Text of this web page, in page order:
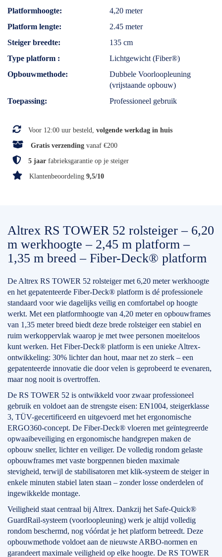
Platformhoogte
4,20 meter
Platform lengte
2.45 meter
Steiger breedte
135 cm
Type platform
Lichtgewicht (Fiber®)
Opbouwmethode
Dubbele Voorloopleuning
(vrijstaande opbouw)
Toepassing
Professioneel gebruik
Voor 12:00 uur besteld, volgende werkdag in huis
Gratis verzending vanaf €200
5 jaar fabrieksgarantie op je steiger
Klantenbeoordeling 9,5/10
Altrex RS TOWER 52 rolsteiger – 6,20
m werkhoogte – 2,45 m platform –
1,35 m breed – Fiber-Deck® platform
De Altrex RS TOWER 52 rolsteiger met 6,20 meter werkhoogte
en het gepatenteerde Fiber-Deck® platform is dé professionele
standaard voor wie dagelijks veilig en comfortabel op hoogte
werkt. Met een platformhoogte van 4,20 meter en opbouwframes
van 1,35 meter breed biedt deze brede rolsteiger een stabiel en
ruim werkoppervlak waarop je met twee personen moeiteloos
kunt werken. Het Fiber-Deck® platform is een unieke Altrex-
ontwikkeling: 30% lichter dan hout, maar net zo sterk – een
gepatenteerde innovatie die door velen is geprobeerd te evenaren,
maar nog nooit is overtroffen.
De RS TOWER 52 is ontwikkeld voor zwaar professioneel
gebruik en voldoet aan de strengste eisen: EN1004, steigerklasse
3, TÜV-gecertificeerd en uitgevoerd met het ergonomische
ERGO360-concept. De Fiber-Deck® vloeren met geïntegreerde
opwaaibeveiliging en ergonomische handgrepen maken de
opbouw sneller, lichter en veiliger. De volledig rondom gelaste
opbouwframes met vaste borgpennen bieden maximale
stevigheid, terwijl de stabilisatoren met klik-systeem de steiger in
enkele minuten stabiel laten staan – zonder losse onderdelen of
ingewikkelde montage.
Veiligheid staat centraal bij Altrex. Dankzij het Safe-Quick®
GuardRail-systeem (voorloopleuning) werk je altijd volledig
rondom beschermd, nog vóórdat je het platform betreedt. Deze
opbouwmethode voldoet aan de nieuwste ARBO-normen en
garandeert maximale veiligheid op elke hoogte. De RS TOWER